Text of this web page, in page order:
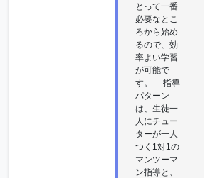
とって一番
必要なとこ
ろから始め
るので、効
率よい学習
が可能で
す。 指導
パターン
は、生徒一
人にチュー
ターが一人
つく1対1の
マンツーマ
ン指導と、